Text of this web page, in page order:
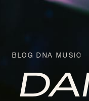
BLOG DNA MUSIC